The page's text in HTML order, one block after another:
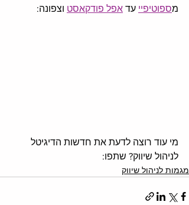
מספוטיפיי עד אפל פודקאסט וצפונה:
מי עוד רוצה לדעת את חדשות הדיגיטל
לניהול שיווק? שתפו:
מגמות לניהול שיווק